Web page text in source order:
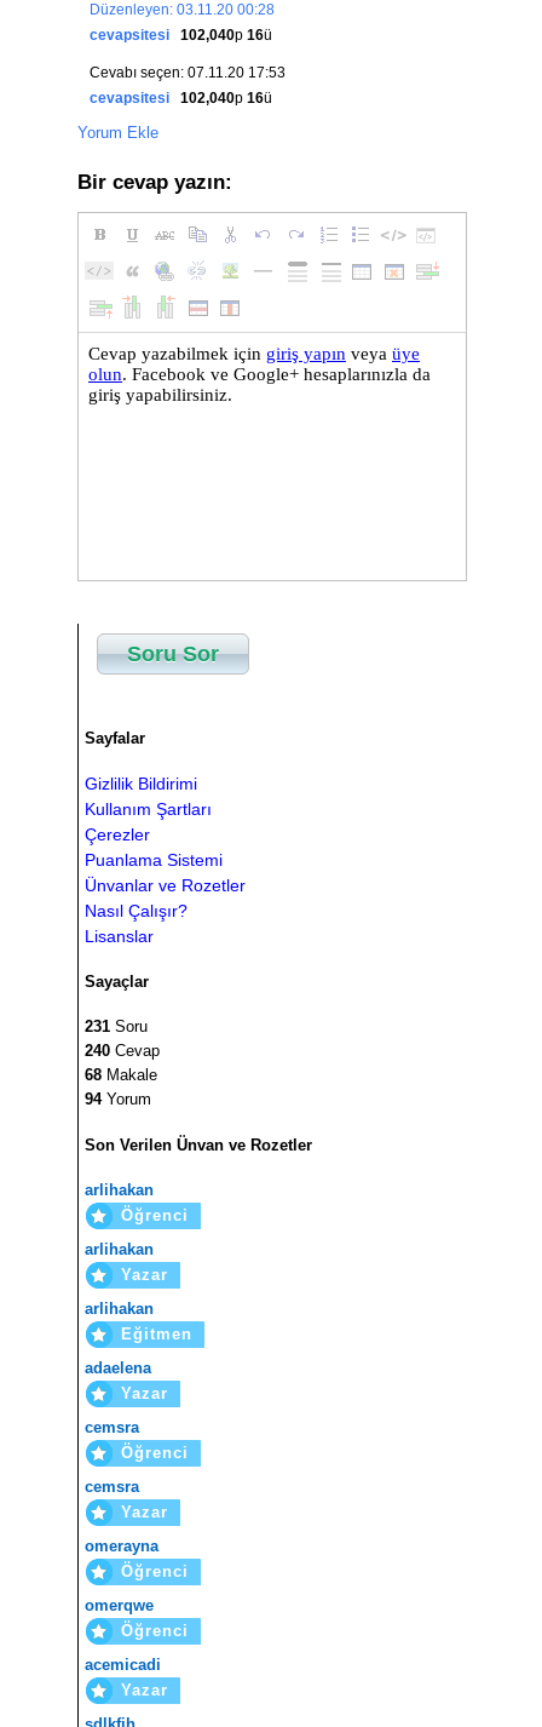
Düzenleyen: 03.11.20 00:28
cevapsitesi
102,040p 16ü
Cevabı seçen: 07.11.20 17:53
cevapsitesi
102,040p 16ü
Yorum Ekle
Bir cevap yazın:
Soru Sor
Sayfalar
Gizlilik Bildirimi
Kullanım Şartları
Çerezler
Puanlama Sistemi
Ünvanlar ve Rozetler
Nasıl Çalışır?
Lisanslar
Sayaçlar
231 Soru
240 Cevap
68 Makale
94Yorum
Son Verilen Ünvan ve Rozetler
arlihakan
Öğrenci
arlihakan
Yazar
arlihakan
Eğitmen
adaelena
Yazar
cemsra
Öğrenci
cemsra
Yazar
omerayna
Öğrenci
omerqwe
Öğrenci
acemicadi
Yazar